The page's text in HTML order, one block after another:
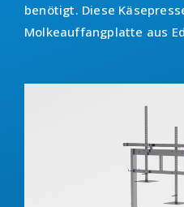
benötigt. Diese
Molkeauffangplatte aus